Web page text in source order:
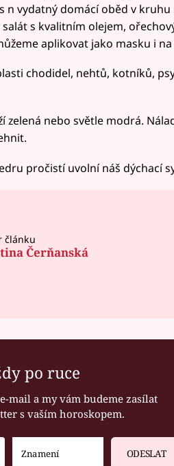
n vydatný domácí oběd v kruhu
s kvalitním olejem,
aplikovat jako masku i
chodidel, nehtů, kotníků,
zelená nebo světle modrá.
pročistí uvolní náš dýchací
článku
Čerňanská
po ruce
mail a my vám budeme zasílat
s vaším horoskopem.
ODESLAT